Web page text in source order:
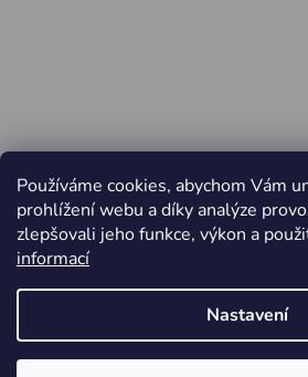
Používáme cookies, abychom Vám
prohlížení webu a díky analýze
zlepšovali jeho funkce, výkon a
informací
Nastavení
Vytvořil